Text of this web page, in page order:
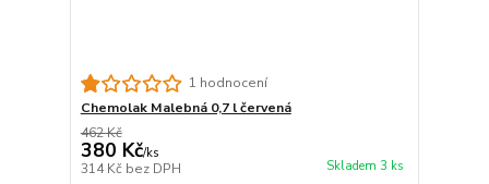
1 hodnocení
Chemolak Malebná 0,7 l červená
462 Kč
380 Kč/ks
314 Kč bez DPH Skladem 3 ks